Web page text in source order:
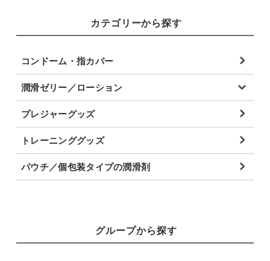
カテゴリーから探す
コンドーム・指カバー
潤滑ゼリー／ローション
プレジャーグッズ
トレーニンググッズ
パウチ／個包装タイプの潤滑剤
グループから探す